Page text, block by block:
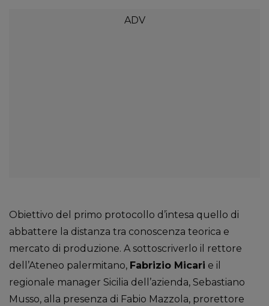
Obiettivo del primo protocollo d’intesa quello di
abbattere la distanza tra conoscenza teorica e
mercato di produzione. A sottoscriverlo il rettore
dell’Ateneo palermitano, Fabrizio Micari e il
regionale manager Sicilia dell’azienda, Sebastiano
Musso, alla presenza di Fabio Mazzola, prorettore